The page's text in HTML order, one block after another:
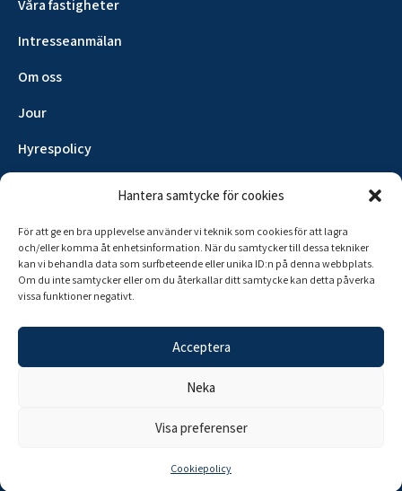
Hantera samtycke för cookies
För att ge en bra upplevelse använder vi teknik som cookies för att lagra
och/eller komma åt enhetsinformation. När du samtycker till dessa tekniker
kan vi behandla data som surfbeteende eller unika ID:n på denna webbplats.
Om du inte samtycker eller om du återkallar ditt samtycke kan detta påverka
vissa funktioner negativt.
Acceptera
Neka
Visa preferenser
Cookiepolicy
Våra fastigheter
Intresseanmälan
Om oss
Jour
Hyrespolicy
Kontakt
Slångbärsgatan 6, 722 23 Västerås
info@malarblocket.se